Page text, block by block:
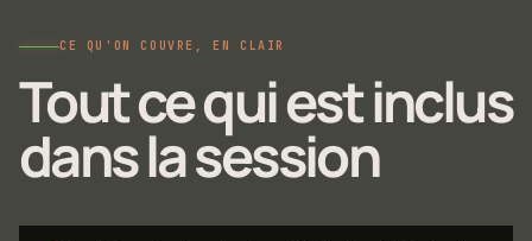
CE QU'ON COUVRE, EN CLAIR
Tout ce qui est inclus
dans la session